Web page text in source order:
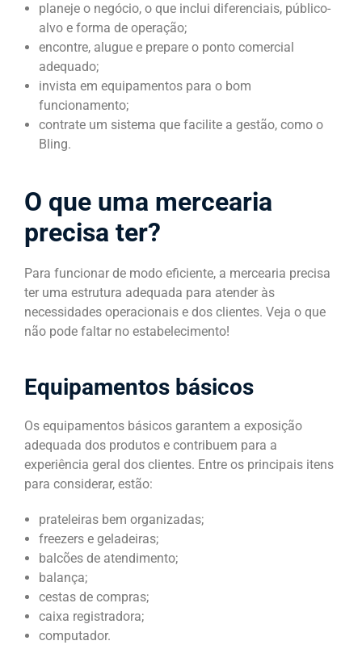
planeje o negócio, o que inclui diferenciais, público-
alvo e forma de operação;
encontre, alugue e prepare o ponto comercial
adequado;
invista em equipamentos para o bom
funcionamento;
contrate um sistema que facilite a gestão, como o
Bling.
O que uma mercearia
precisa ter?
Para funcionar de modo eficiente, a mercearia precisa
ter uma estrutura adequada para atender às
necessidades operacionais e dos clientes. Veja o que
não pode faltar no estabelecimento!
Equipamentos básicos
Os equipamentos básicos garantem a exposição
adequada dos produtos e contribuem para a
experiência geral dos clientes. Entre os principais itens
para considerar, estão:
prateleiras bem organizadas;
freezers e geladeiras;
balcões de atendimento;
balança;
cestas de compras;
caixa registradora;
computador.